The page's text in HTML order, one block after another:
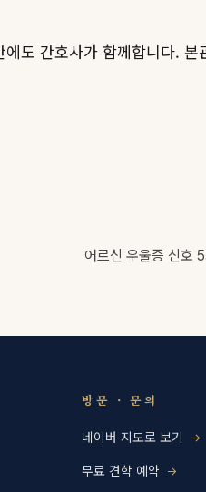
에도 간호사가 함께합니다.
어르신 우울증 신호
방문 · 문의
네이버 지도로 보기
무료 견학 예약